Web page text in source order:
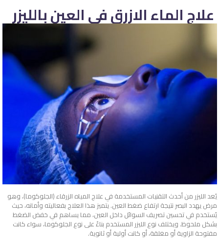
علاج الماء الازرق في العين بالليزر
يُعد الليزر من أحدث التقنيات المستخدمة في علاج المياه الزرقاء (الجلوكوما)، وهو
مرض يهدد البصر نتيجة ارتفاع ضغط العين. يتميز هذا العلاج بفعاليته وأمانه، حيث
يُستخدم في تحسين تصريف السوائل داخل العين، مما يساهم في خفض الضغط
بشكل ملحوظ. ويختلف نوع الليزر المستخدم بناءً على نوع الجلوكوما، سواء كانت
مفتوحة الزاوية أو مغلقة، أو كانت أولية أو ثانوية.